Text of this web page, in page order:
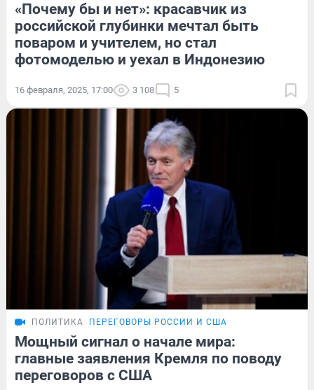
«Почему бы и нет»: красавчик из
российской глубинки мечтал быть
поваром и учителем, но стал
фотомоделью и уехал в Индонезию
16 февраля, 2025, 17:00 3 108 5
ПОЛИТИКА ПЕРЕГОВОРЫ РОССИИ И США
Мощный сигнал о начале мира:
главные заявления Кремля по поводу
переговоров с США